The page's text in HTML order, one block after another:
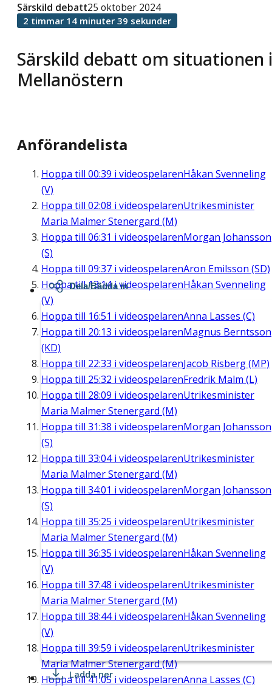
Särskild debatt om situationen i
Mellanöstern
Särskild debatt25 oktober 2024
2 timmar 14 minuter 39 sekunder
Anförandelista
Hoppa till 00:39 i videospelarenHåkan Svenneling
(V)
Hoppa till 02:08 i videospelarenUtrikesminister
Maria Malmer Stenergard (M)
Hoppa till 06:31 i videospelarenMorgan Johansson
(S)
Hoppa till 09:37 i videospelarenAron Emilsson (SD)
Hoppa till13:14i videospelarenHåkan Svenneling
(V)
Hoppa till 16:51 i videospelarenAnna Lasses (C)
Hoppa till 20:13 i videospelarenMagnus Berntsson
(KD)
Hoppa till 22:33 i videospelarenJacob Risberg (MP)
Hoppa till 25:32 i videospelarenFredrik Malm (L)
Hoppa till 28:09 i videospelarenUtrikesminister
Maria Malmer Stenergard (M)
Hoppa till 31:38 i videospelarenMorgan Johansson
(S)
Hoppa till 33:04i videospelarenUtrikesminister
Maria Malmer Stenergard (M)
Hoppa till 34:01 i videospelarenMorgan Johansson
(S)
Hoppa till 35:25 i videospelarenUtrikesminister
Maria Malmer Stenergard (M)
Hoppa till 36:35 i videospelarenHåkan Svenneling
(V)
Hoppa till 37:48 i videospelarenUtrikesminister
Maria Malmer Stenergard (M)
Hoppa till 38:44i videospelarenHåkan Svenneling
(V)
Hoppa till 39:59 i videospelarenUtrikesminister
Maria Malmer Stenergard (M)
Hoppa till41:05 i videospelarenAnna Lasses (C)
Dela/Bädda in
Ladda ner